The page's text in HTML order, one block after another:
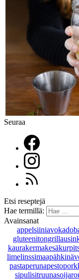
Seuraa
Etsi reseptejä
Hae termillä:
Avainsanat
appelsiiniavokado
gluteenitongrillaus
kaurakerma
limelinssi
pastaperunapesto
sipulisitruuna